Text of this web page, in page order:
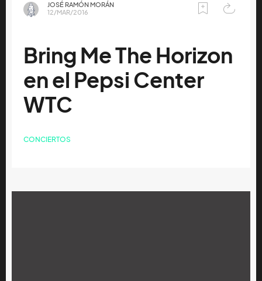
JOSÉ RAMÓN MORÁN
12/MAR/2016
Bring Me The Horizon
en el Pepsi Center
WTC
CONCIERTOS